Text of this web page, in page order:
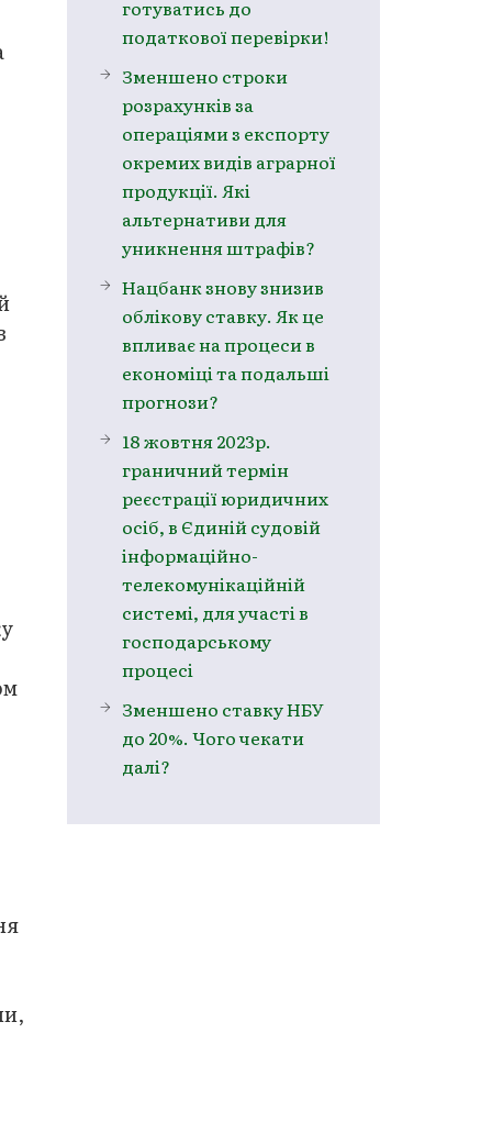
готуватись до
податкової перевірки!
Зменшено строки
розрахунків за
операціями з експорту
окремих видів аграрної
продукції. Які
альтернативи для
уникнення штрафів?
Нацбанк знову знизив
облікову ставку. Як це
впливає на процеси в
економіці та подальші
прогнози?
18 жовтня 2023р.
граничний термін
реєстрації юридичних
осіб, в Єдиній судовій
інформаційно-
телекомунікаційній
системі, для участі в
господарському
процесі
Зменшено ставку НБУ
до 20%. Чого чекати
далі?